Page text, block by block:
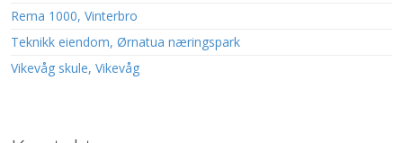
Rema 1000, Vinterbro
Teknikk eiendom, Ørnatua næringspark
Vikevåg skule, Vikevåg